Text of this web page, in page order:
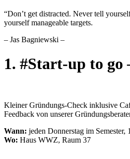
“Don’t get distracted. Never tell
yourself manageable targets.
– Jas Bagniewski –
1. #Start-up to go
Kleiner Gründungs-Check inklusive
Feedback von unserer
Wann: jeden Donnerstag im Semester,
Wo: Haus WWZ, Raum 37